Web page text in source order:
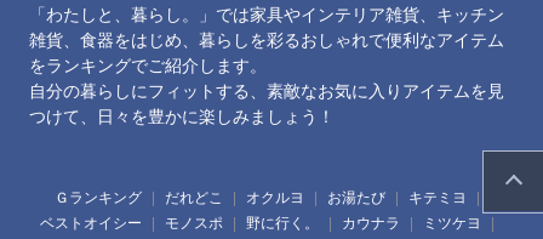
「わたしと、暮らし。」では家具やインテリア雑貨、キッチン
雑貨、食器をはじめ、暮らしを彩るおしゃれで便利なアイテム
をランキングでご紹介します。
自分の暮らしにフィットする、素敵なお気に入りアイテムを見
つけて、日々を豊かに楽しみましょう！
Ｇランキング だれどこ オクルヨ お湯たび
キテミヨ
ベストオイシー
モノスポ 野に行く。 カウナラ
ミツケヨ